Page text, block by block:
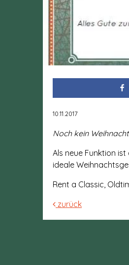
10.11.2017
Noch kein
Als neue Funktion
ideale
Rent a Classic,
zurück